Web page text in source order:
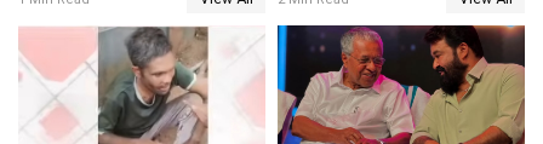
കാഴ്ചാനുഭവമൊരുക്കി
ശബരീ നന്ദനം